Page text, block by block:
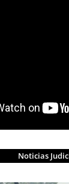
Noticias